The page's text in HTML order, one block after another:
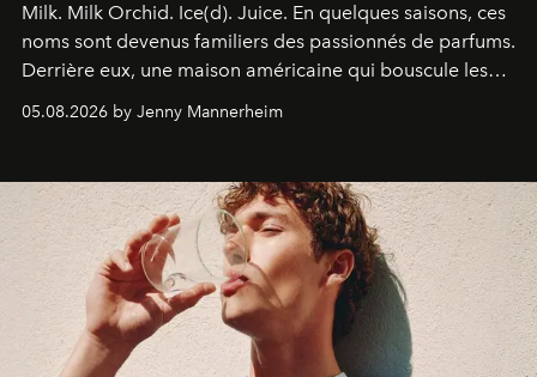
Milk. Milk Orchid. Ice(d). Juice. En quelques saisons, ces
noms sont devenus familiers des passionnés de parfums.
Derrière eux, une maison américaine qui bouscule les
codes de la parfumerie contemporaine en proposant
une approche aussi intuitive que personnelle :
05.08.2026 by Jenny Mannerheim